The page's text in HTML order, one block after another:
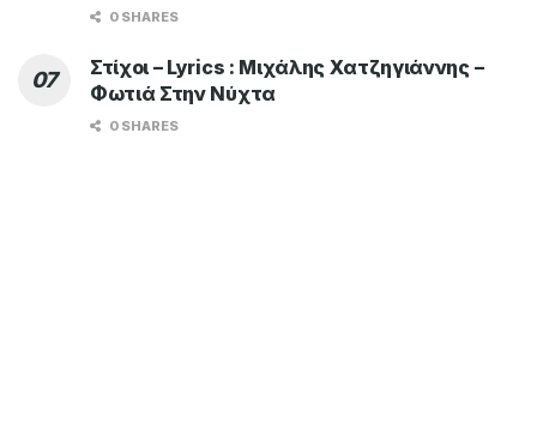
0 SHARES
Στίχοι – Lyrics : Μιχάλης Χατζηγιάννης –
Φωτιά Στην Νύχτα
0 SHARES